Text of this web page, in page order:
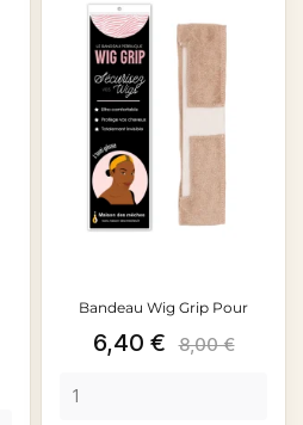
Bandeau Wig Grip Pour
Perruque
Prix
6,40 € Prix
8,00 €